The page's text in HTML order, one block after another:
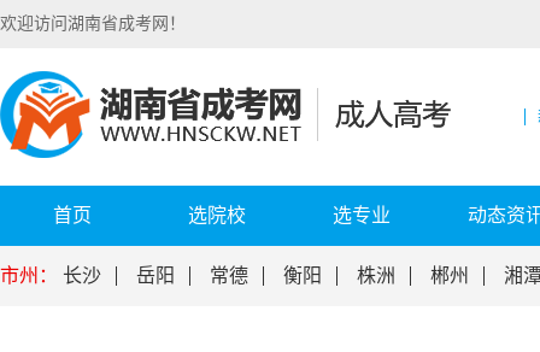
欢迎访问湖南省成考网！
首页 选院校 选专业 动态资
市州： 长沙 岳阳 常德 衡阳 株洲 郴州 湘